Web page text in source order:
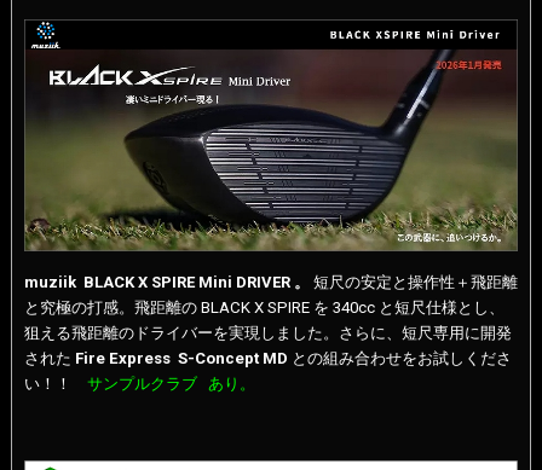
muziik BLACK X SPIRE Mini DRIVER 。 短尺の安定と操作性＋飛距離
と究極の打感。飛距離の BLACK X SPIRE を 340cc と短尺仕様とし、
狙える飛距離のドライバーを実現しました。さらに、短尺専用に開発
された Fire Express S-Concept MD との組み合わせをお試しくださ
い！！ サンプルクラブ あり。